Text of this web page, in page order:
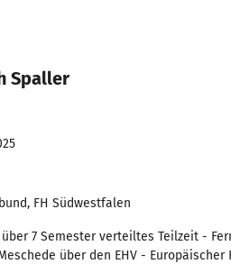
Spaller
FH Südwestfalen
7 Semester verteiltes Teilzeit -
über den EHV -